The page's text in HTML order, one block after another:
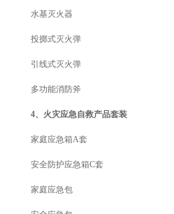
水基灭火器
投掷式灭火弹
引线式灭火弹
多功能消防斧
4、火灾应急自救产品套装
家庭应急箱A套
安全防护应急箱C套
家庭应急包